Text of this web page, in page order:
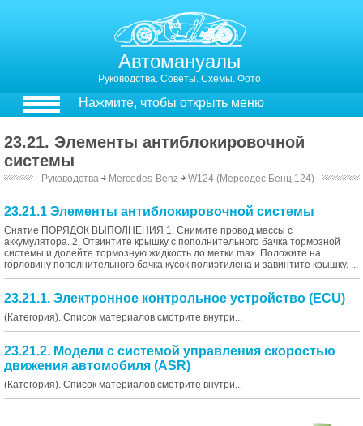
Автомануалы
Руководства. Советы. Схемы. Фото
Нажмите, чтобы открыть меню
23.21. Элементы антиблокировочной
системы
Руководства ￫ Mercedes-Benz ￫ W124 (Мерседес Бенц 124)
23.21.1 Элементы антиблокировочной системы
Снятие ПОРЯДОК ВЫПОЛНЕНИЯ 1. Снимите провод массы с
аккумулятора. 2. Отвинтите крышку с пополнительного бачка тормозной
системы и долейте тормозную жидкость до метки max. Положите на
горловину пополнительного бачка кусок полиэтилена и завинтите крышку. ...
23.21.1. Электронное контрольное устройство (ECU)
(Категория). Список материалов смотрите внутри...
23.21.2. Модели с системой управления скоростью
движения автомобиля (ASR)
(Категория). Список материалов смотрите внутри...